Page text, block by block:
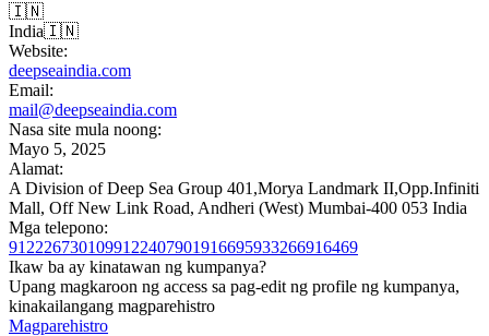
🇮🇳
India🇮🇳
Website:
deepseaindia.com
Email:
mail@deepseaindia.com
Nasa site mula noong:
Mayo 5, 2025
Alamat:
A Division of Deep Sea Group 401,Morya Landmark II,Opp.Infiniti
Mall, Off New Link Road, Andheri (West) Mumbai-400 053 India
Mga telepono:
9122267301099122407901916695933266916469
Ikaw ba ay kinatawan ng kumpanya?
Upang magkaroon ng access sa pag-edit ng profile ng kumpanya,
kinakailangang magparehistro
Magparehistro